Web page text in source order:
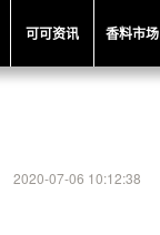
可可资讯 香料市场
2020-07-06 10:12:38